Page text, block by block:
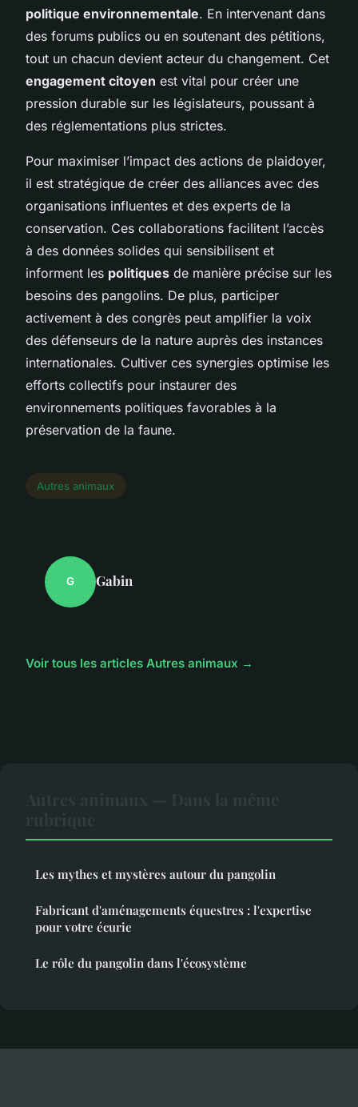
politique environnementale. En intervenant dans
des forums publics ou en soutenant des pétitions,
tout un chacun devient acteur du changement. Cet
engagement citoyen est vital pour créer une
pression durable sur les législateurs, poussant à
des réglementations plus strictes.
Pour maximiser l’impact des actions de plaidoyer,
il est stratégique de créer des alliances avec des
organisations influentes et des experts de la
conservation. Ces collaborations facilitent l’accès
à des données solides qui sensibilisent et
informent les politiques de manière précise sur les
besoins des pangolins. De plus, participer
activement à des congrès peut amplifier la voix
des défenseurs de la nature auprès des instances
internationales. Cultiver ces synergies optimise les
efforts collectifs pour instaurer des
environnements politiques favorables à la
préservation de la faune.
Autres animaux
G Gabin
Voir tous les articles Autres animaux →
Les mythes et mystères autour du pangolin
Fabricant d'aménagements équestres : l'expertise
pour votre écurie
Le rôle du pangolin dans l'écosystème